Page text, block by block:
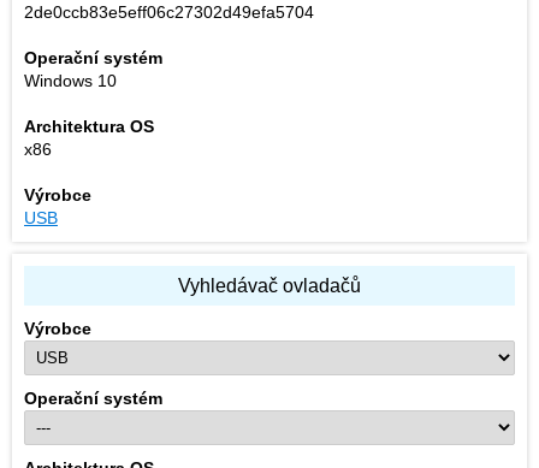
2de0ccb83e5eff06c27302d49efa5704
Operační systém
Windows 10
Architektura OS
x86
Výrobce
USB
Vyhledávač ovladačů
Výrobce
Operační systém